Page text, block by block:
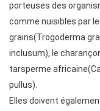
porteuses des
comme nuisibles par
grains(Trogoderma
inclusum), le
tarsperme
pullus).
Elles doivent